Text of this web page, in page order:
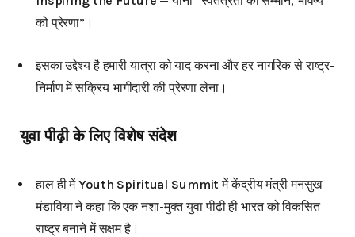
को प्रेरणा”।
इसका उद्देश्य है हमारी यात्रा को याद करना और हर नागरिक से राष्ट्र-
निर्माण में सक्रिय भागीदारी की प्रेरणा लेना।
युवा पीढ़ी के लिए विशेष संदेश
हाल ही मेंYouth Spiritual Summit में केंद्रीय मंत्री मनसुख
मंडाविया ने कहा कि एक नशा-मुक्त युवा पीढ़ी ही भारत को विकसित
राष्ट्र बनाने में सक्षम है।